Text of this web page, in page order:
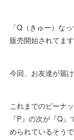
「Q（きゅー）な
販売開始されてます
今回、お友達が届
これまでのピーナ
『P』の次が『Q
められているそう